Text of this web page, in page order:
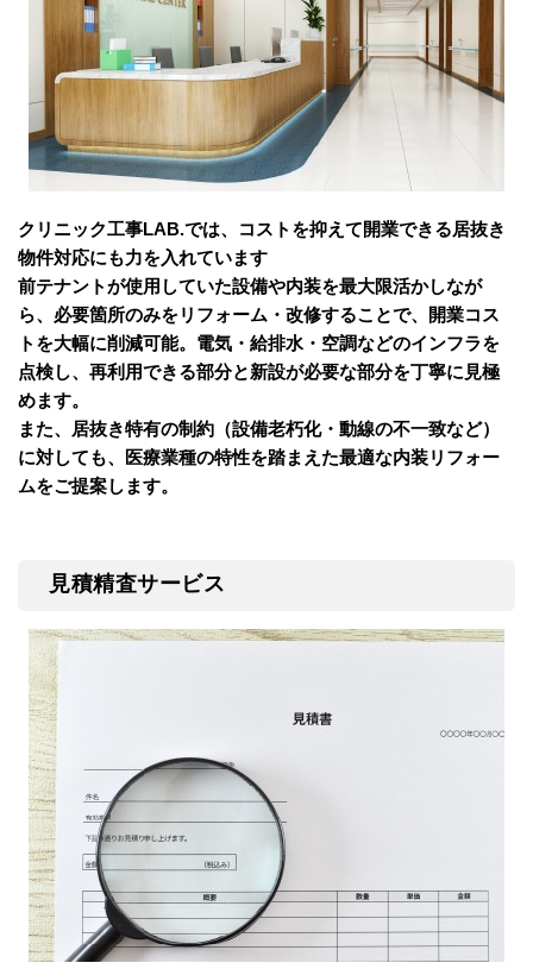
クリニック工事LAB.では、コストを抑えて開業できる居抜き
物件対応にも力を入れています
前テナントが使用していた設備や内装を最大限活かしなが
ら、必要箇所のみをリフォーム・改修することで、開業コス
トを大幅に削減可能。電気・給排水・空調などのインフラを
点検し、再利用できる部分と新設が必要な部分を丁寧に見極
めます。
また、居抜き特有の制約（設備老朽化・動線の不一致など）
に対しても、医療業種の特性を踏まえた最適な内装リフォー
ムをご提案します。
見積精査サービス